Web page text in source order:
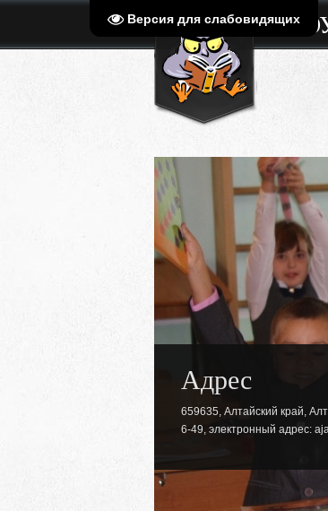
Версия для слабовидящих
Адрес
659635, Алтайский край,
6-49, электронный адрес: